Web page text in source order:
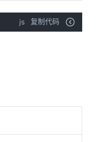
js 复制代码